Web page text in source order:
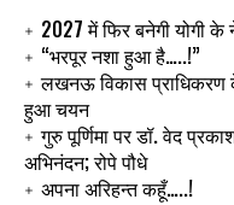
2027 में फिर बनेगी योगी
“भरपूर नशा हुआ है…..!”
लखनऊ विकास प्राधिकरण
हुआ चयन
गुरु पूर्णिमा पर डॉ. वेद
अभिनंदन; रोपे पौधे
अपना अरिहन्त कहूँ…..!